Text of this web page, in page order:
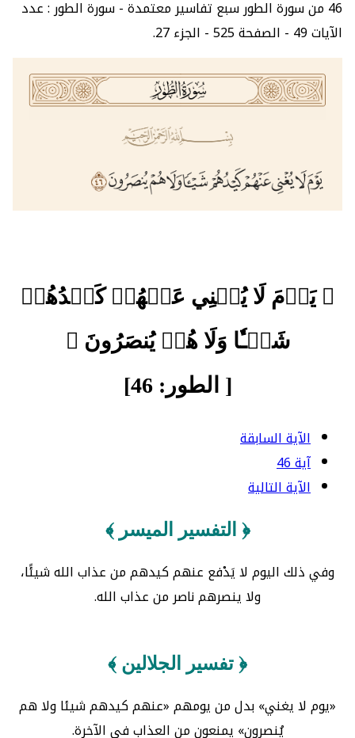
46 من سورة الطور سبع تفاسير معتمدة - سورة الطور : عدد
الآيات 49 - الصفحة 525 - الجزء 27.
﴿ يَوۡمَ لَا يُغۡنِي عَنۡهُمۡ كَيۡدُهُمۡ
شَيۡـٔٗا وَلَا هُمۡ يُنصَرُونَ ﴾
[ الطور: 46]
الآية السابقة
آية 46
الآية التالية
﴿ التفسير الميسر ﴾
وفي ذلك اليوم لا يَدْفع عنهم كيدهم من عذاب الله شيئًا،
ولا ينصرهم ناصر من عذاب الله.
﴿ تفسير الجلالين ﴾
«يوم لا يغني» بدل من يومهم «عنهم كيدهم شيئا ولا هم
يُنصرون» يمنعون من العذاب في الآخرة.